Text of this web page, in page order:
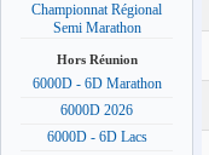
Championnat Régional
Semi Marathon
Hors Réunion
6000D - 6D Marathon
6000D 2026
6000D - 6D Lacs